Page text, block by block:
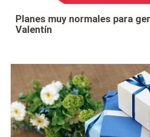
Planes muy normales para
Valentín